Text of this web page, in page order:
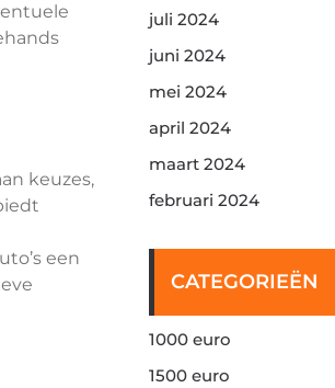
keuzes,
een
juli 2024
juni 2024
mei 2024
april 2024
maart 2024
februari 2024
CATEGORIEËN
1000 euro
1500 euro